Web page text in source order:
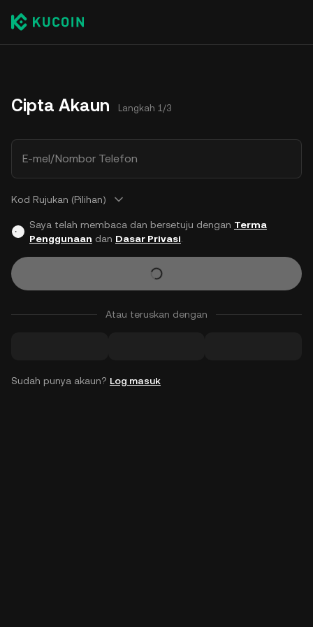
Cipta Akaun Langkah 1/3
E-mel/Nombor Telefon
Kod Rujukan (Pilihan)
Saya telah membaca dan bersetuju dengan Terma
Penggunaan dan Dasar Privasi
Atau teruskan dengan
Sudah punya akaun? Log masuk